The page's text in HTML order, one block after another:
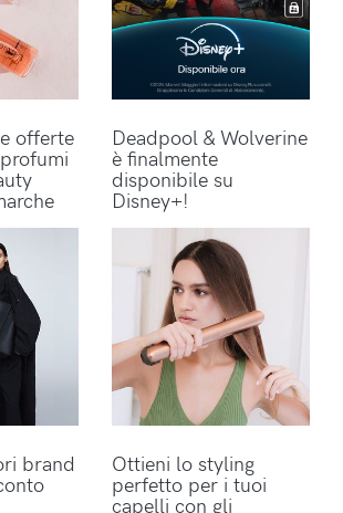
offerte Deadpool & Wolverine
è finalmente
disponibile su
Disney+!
brand Ottieni lo styling
perfetto per i tuoi
capelli con gli